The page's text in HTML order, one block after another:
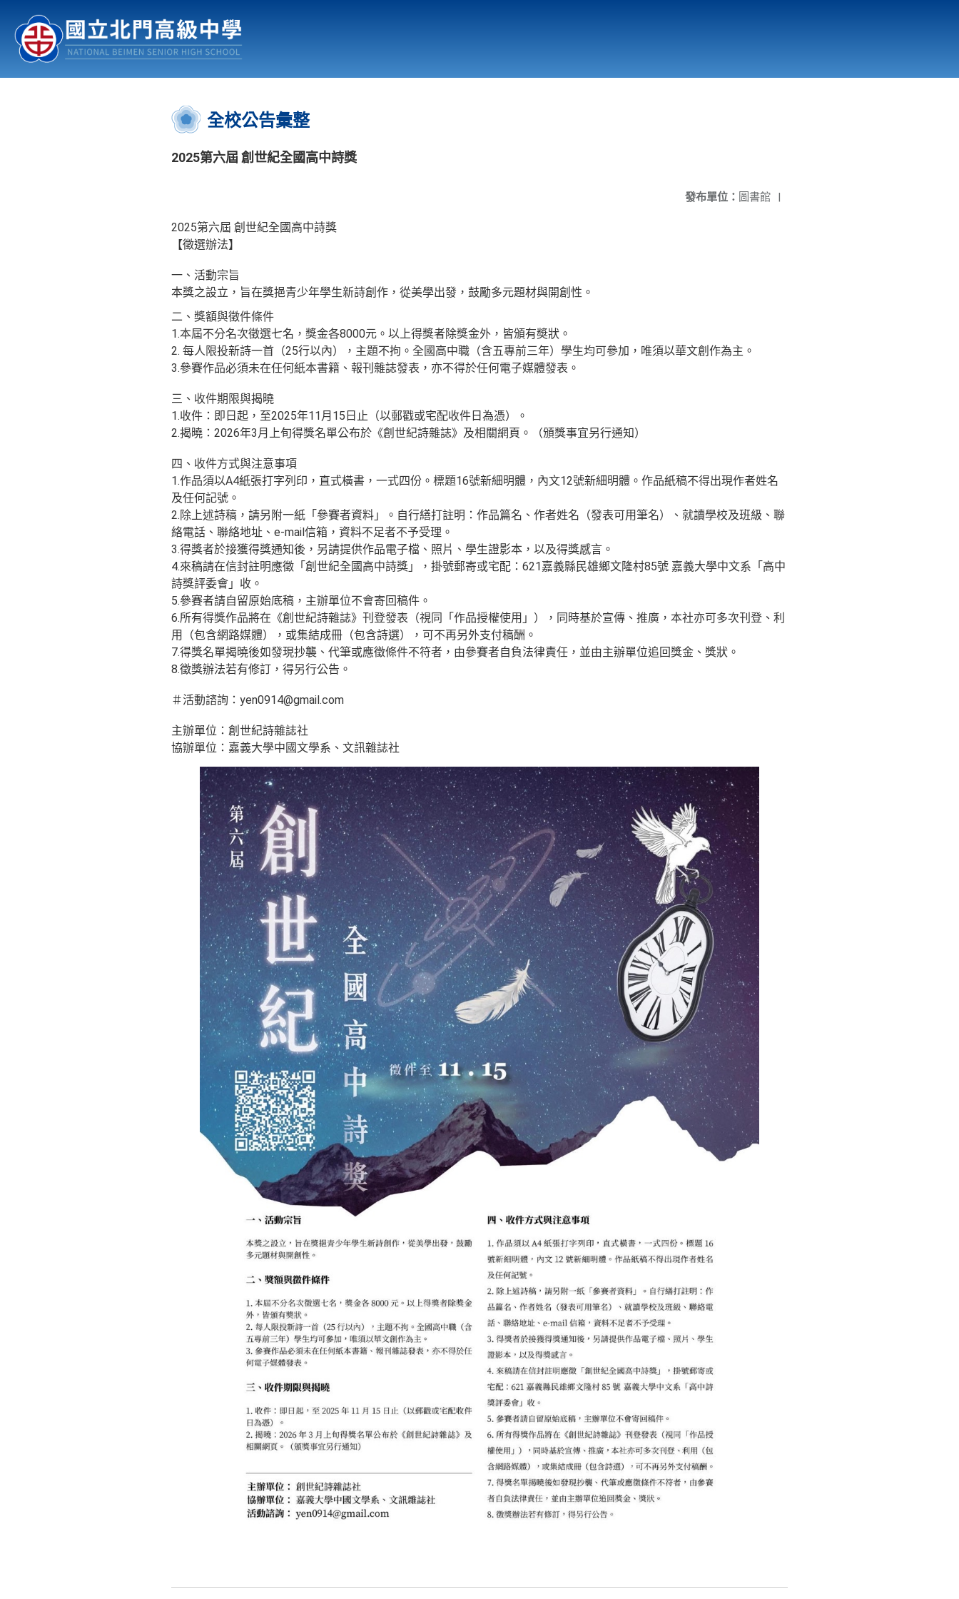
認識北中 行事曆
:::
全校公告彙整
2025第六屆 創世紀全國高中詩獎
發布單位： 圖書館 |
2025第六屆 創世紀全國高中詩獎
【徵選辦法】
一、活動宗旨
本獎之設立，旨在獎挹青少年學生新詩創作，從美學出發，鼓勵多元題材與開創性。
二、獎額與徵件條件
1.本屆不分名次徵選七名，獎金各8000元。以上得獎者除獎金外，皆頒有奬狀。
2. 每人限投新詩一首（25行以內），主題不拘。全國高中職（含五專前三年）學生均可參加，唯須以華文創作為主。
3.參賽作品必須未在任何紙本書籍、報刊雜誌發表，亦不得於任何電子媒體發表。
三、收件期限與揭曉
1.收件：即日起，至2025年11月15日止（以郵戳或宅配收件日為憑）。
2.揭曉：2026年3月上旬得獎名單公布於《創世紀詩雜誌》及相關網頁。（頒獎事宜另行通知）
四、收件方式與注意事項
1.作品須以A4紙張打字列印，直式橫書，一式四份。標題16號新細明體，內文12號新細明體。作品紙稿不得出現作者姓名
及任何記號。
2.除上述詩稿，請另附一紙「參賽者資料」。自行繕打註明：作品篇名、作者姓名（發表可用筆名）、就讀學校及班級、聯
絡電話、聯絡地址、e-mail信箱，資料不足者不予受理。
3.得獎者於接獲得獎通知後，另請提供作品電子檔、照片、學生證影本，以及得獎感言。
4.來稿請在信封註明應徵「創世紀全國高中詩獎」，掛號郵寄或宅配：621嘉義縣民雄鄉文隆村85號 嘉義大學中文系「高中
詩獎評委會」收。
5.參賽者請自留原始底稿，主辦單位不會寄回稿件。
6.所有得獎作品將在《創世紀詩雜誌》刊登發表（視同「作品授權使用」），同時基於宣傳、推廣，本社亦可多次刊登、利
用（包含網路媒體），或集結成冊（包含詩選），可不再另外支付稿酬。
7.得獎名單揭曉後如發現抄襲、代筆或應徵條件不符者，由參賽者自負法律責任，並由主辦單位追回獎金、獎狀。
8.徵獎辦法若有修訂，得另行公告。
＃活動諮詢：yen0914@gmail.com
主辦單位：創世紀詩雜誌社
協辦單位：嘉義大學中國文學系、文訊雜誌社